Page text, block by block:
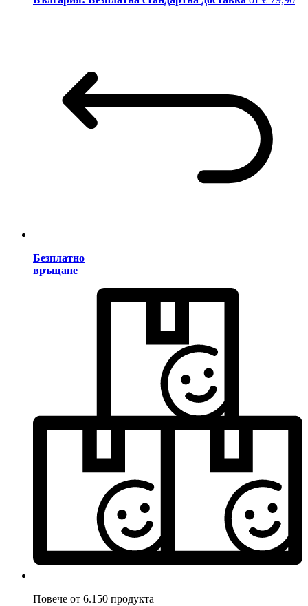
Безплатно
връщане
Повече от 6.150 продукта